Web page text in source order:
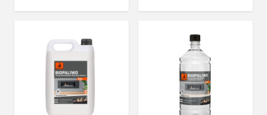
Znajdź rozwiązanie
Ekspert radzi
Mistrz w 5 krokach